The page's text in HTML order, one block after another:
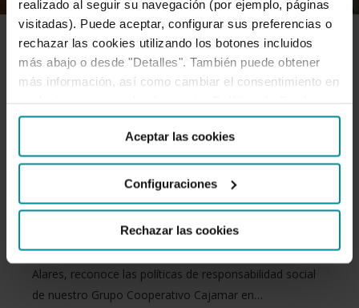
realizado al seguir su navegación (por ejemplo, páginas
visitadas). Puede aceptar, configurar sus preferencias o
rechazar las cookies utilizando los botones incluidos
más abajo o desde "Detalles". También puede obtener
más información, así como cambiar el consentimiento en
Aceptar las cookies
Configuraciones
Rechazar las cookies
IGUALDAD Y CONCILIACIÓN
Recibimos el certificado de
‘Empresa Socialmente
Responsable’
La Fundación Diversidad, promovida por la Fundación
Alares, reconoce las políticas de responsabilidad social
de nuestro Grupo Cooperativo Cajamar en…